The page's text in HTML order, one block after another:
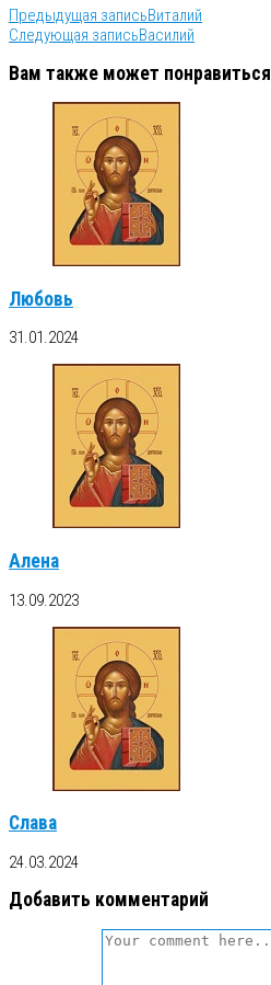
Предыдущая записьВиталий
Следующая записьВасилий
Вам также может понравиться
Любовь
31.01.2024
Алена
13.09.2023
Слава
24.03.2024
Добавить комментарий